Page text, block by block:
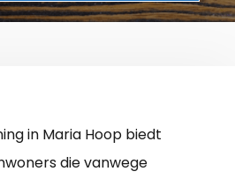
in Maria Hoop biedt
die vanwege